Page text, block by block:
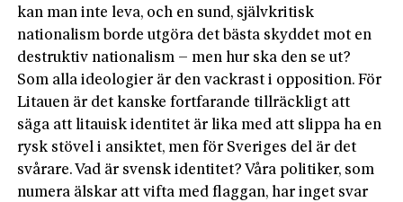
kan man inte leva, och en sund, självkritisk
nationalism borde utgöra det bästa skyddet mot en
destruktiv nationalism – men hur ska den se ut?
Som alla ideologier är den vackrast i opposition. För
Litauen är det kanske fortfarande tillräckligt att
säga att litauisk identitet är lika med att slippa ha en
rysk stövel i ansiktet, men för Sveriges del är det
svårare. Vad är svensk identitet? Våra politiker, som
numera älskar att vifta med flaggan, har inget svar